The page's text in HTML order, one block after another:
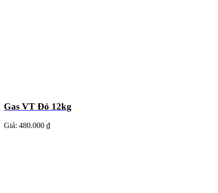
Gas VT Đỏ 12kg
Giá: 480.000 ₫